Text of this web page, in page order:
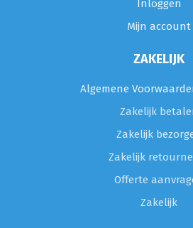
Inloggen
Mijn account
ZAKELIJK
Algemene
Zakelijk
Zakelijk
Zakelijk
Offerte
Zakelijk